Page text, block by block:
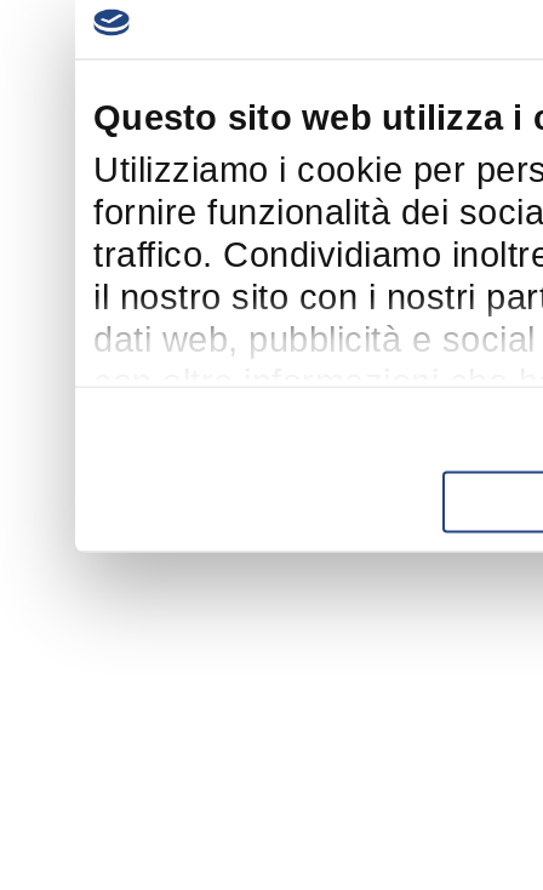
Questo sito web utilizza i
Utilizziamo i cookie per
fornire funzionalità dei
traffico. Condividiamo
il nostro sito con i nostri
dati web, pubblicità e